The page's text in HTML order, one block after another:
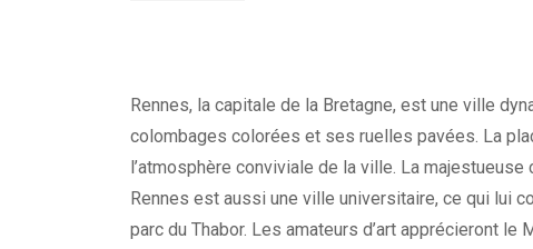
Rennes, la capitale de la Bretagne, est une ville
colombages colorées et ses ruelles pavées. La
l’atmosphère conviviale de la ville. La
Rennes est aussi une ville universitaire, ce qui lui
parc du Thabor. Les amateurs d’art apprécieront